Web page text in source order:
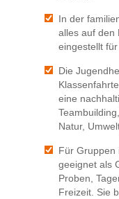
In der
alles auf den
eingestellt
Die
eine
Natur,
Für Gruppen
geeignet als
Proben,
Freizeit. Sie